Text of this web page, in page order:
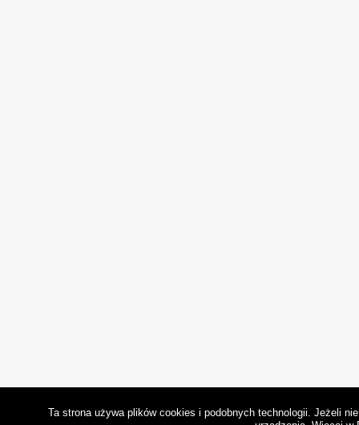
Ta strona używa plików cookies i podobnych technologii. Jeżeli